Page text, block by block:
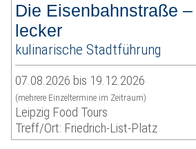
Die Eisenbahnstraße
lecker
kulinarische Stadtführung
07.08.2026 bis 19.12.2026
(mehrere Einzeltermine im Zeitraum)
Leipzig Food Tours
Treff/Ort: Friedrich-List-Platz